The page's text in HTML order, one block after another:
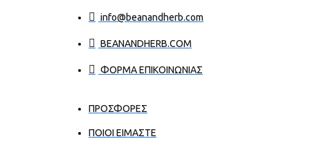
info@beanandherb.com
BEANANDHERB.COM
ΦΟΡΜΑ ΕΠΙΚΟΙΝΩΝΙΑΣ
ΠΡΟΣΦΟΡΕΣ
ΠΟΙΟΙ ΕΊΜΑΣΤΕ